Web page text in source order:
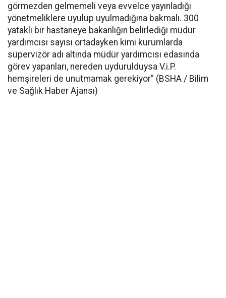
görmezden gelmemeli veya evvelce yayınladığı
yönetmeliklere uyulup uyulmadığına bakmalı. 300
yataklı bir hastaneye bakanlığın belirlediği müdür
yardımcısı sayısı ortadayken kimi kurumlarda
süpervizör adı altında müdür yardımcısı edasında
görev yapanları, nereden uydurulduysa V.i.P.
hemşireleri de unutmamak gerekiyor” (BSHA / Bilim
ve Sağlık Haber Ajansı)